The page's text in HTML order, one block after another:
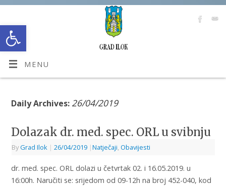
Open toolbar
MENU
Daily Archives: 26/04/2019
Dolazak dr. med. spec. ORL u svibnju
ByGrad Ilok | 26/04/2019 |Natječaji, Obavijesti
dr. med. spec. ORL dolazi u četvrtak 02. i 16.05.2019. u
16:00h. Naručiti se: srijedom od 09-12h na broj 452-040, kod